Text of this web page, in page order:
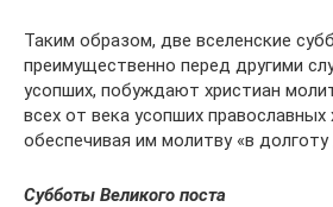
Таким образом, две вселенские
преимущественно перед другими
усопших, побуждают христиан
всех от века усопших православных
обеспечивая им молитву «в долготу
Субботы Великого поста